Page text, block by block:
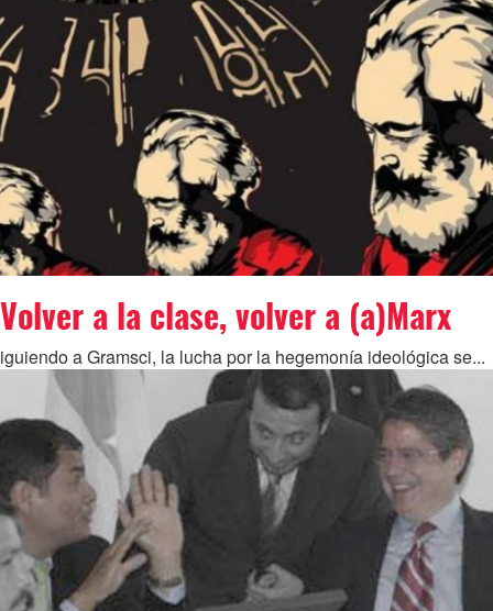
Volver a la clase, volver a (a)Marx
iguiendo a Gramsci, la lucha por la hegemonía ideológica se...